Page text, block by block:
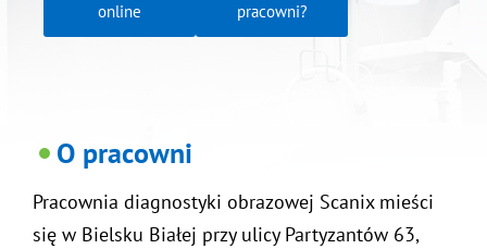
online
pracowni?
O pracowni
Pracownia diagnostyki obrazowej Scanix mieści
się w Bielsku Białej przy ulicy Partyzantów 63,